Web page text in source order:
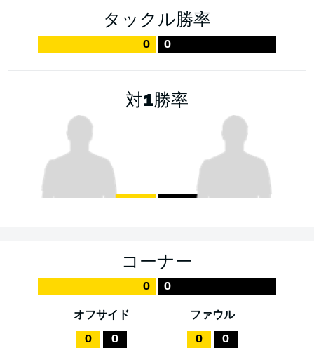
タックル勝率
0 0
対1勝率
コーナー
0 0
オフサイド
0 0
ファウル
0 0